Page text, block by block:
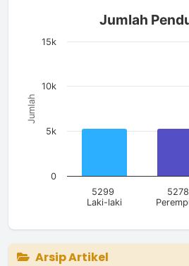
Jumlah Penduduk
Bar chart with 3 bars.
The chart has 1 X axis displaying
Jumlah
Jumlah
5299
Laki-laki
5278
0
5k
10k
15k
Arsip Artikel